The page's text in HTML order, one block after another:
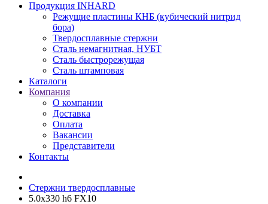
Продукция INHARD
Режущие пластины КНБ (кубический нитрид
бора)
Твердосплавные стержни
Сталь немагнитная, НУБТ
Сталь быстрорежущая
Сталь штамповая
Каталоги
Компания
О компании
Доставка
Оплата
Вакансии
Представители
Контакты
Cтержни твердосплавные
5.0х330 h6 FX10